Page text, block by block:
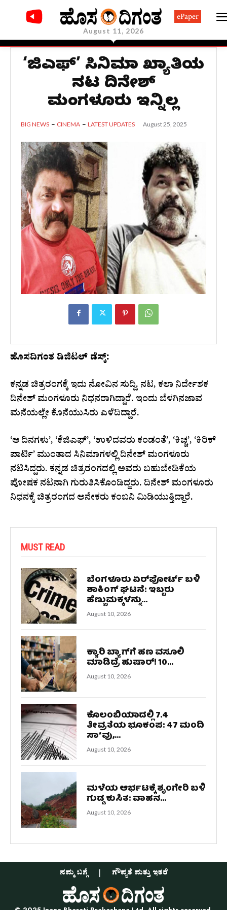
August 11, 2026
ePaper
‘ಕೆಜಿಎಫ್’ ಸಿನಿಮಾ ಖ್ಯಾತಿಯ
ನಟ ದಿನೇಶ್
ಮಂಗಳೂರು ಇನ್ನಿಲ್ಲ
BIG NEWS CINEMA LATEST UPDATES August 25, 2025
ಹೊಸದಿಗಂತ ಡಿಜಿಟಲ್ ಡೆಸ್ಕ್:
ಕನ್ನಡ ಚಿತ್ರರಂಗಕ್ಕೆ ಇದು ನೋವಿನ ಸುದ್ದಿ. ನಟ, ಕಲಾ ನಿರ್ದೇಶಕ
ದಿನೇಶ್ ಮಂಗಳೂರು ನಿಧನರಾಗಿದ್ದಾರೆ. ಇಂದು ಬೆಳಗಿನ‌ಜಾವ
ಮನೆಯಲ್ಲೇ ಕೊನೆಯುಸಿರು ಎಳೆದಿದ್ದಾರೆ.
‘ಆ ದಿನಗಳು’, ‘ಕೆಜಿಎಫ್’, ‘ಉಳಿದವರು ಕಂಡಂತೆ’, ‘ಕಿಚ್ಚ’, ‘ಕಿರಿಕ್
ಪಾರ್ಟಿ’ ಮುಂತಾದ ಸಿನಿಮಾಗಳಲ್ಲಿ ದಿನೇಶ್ ಮಂಗಳೂರು
ನಟಿಸಿದ್ದರು. ಕನ್ನಡ ಚಿತ್ರರಂಗದಲ್ಲಿ ಅವರು ಬಹುಬೇಡಿಕೆಯ
ಪೋಷಕ ನಟನಾಗಿ ಗುರುತಿಸಿಕೊಂಡಿದ್ದರು. ದಿನೇಶ್ ಮಂಗಳೂರು
ನಿಧನಕ್ಕೆ ಚಿತ್ರರಂಗದ ಅನೇಕರು ಕಂಬನಿ ಮಿಡಿಯುತ್ತಿದ್ದಾರೆ.
MUST READ
ಬೆಂಗಳೂರು ಏರ್‌ಪೋರ್ಟ್ ಬಳಿ
ಶಾಕಿಂಗ್ ಘಟನೆ: ಇಬ್ಬರು
ಹೆಣ್ಣುಮಕ್ಕಳನ್ನು...
August 10, 2026
ಕ್ಯಾರಿ ಬ್ಯಾಗ್‌ಗೆ ಹಣ ವಸೂಲಿ
ಮಾಡಿದ್ರೆ ಹುಷಾರ್! 10...
August 10, 2026
ಕೊಲಂಬಿಯಾದಲ್ಲಿ 7.4
ತೀವ್ರತೆಯ ಭೂಕಂಪ: 47 ಮಂದಿ
ಸಾ*ವು,...
August 10, 2026
ಮಳೆಯ ಆರ್ಭಟಕ್ಕೆ ಶೃಂಗೇರಿ ಬಳಿ
ಗುಡ್ಡ ಕುಸಿತ: ವಾಹನ...
August 10, 2026
ನಮ್ಮ ಬಗ್ಗೆ ಗೌಪ್ಯತೆ ಮತ್ತು ಇತರೆ